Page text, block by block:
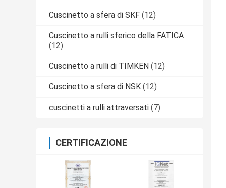
Cuscinetto a sfera di SKF (12)
Cuscinetto a rulli sferico della FATICA
(12)
Cuscinetto a rulli di TIMKEN (12)
Cuscinetto a sfera di NSK (12)
cuscinetti a rulli attraversati (7)
CERTIFICAZIONE